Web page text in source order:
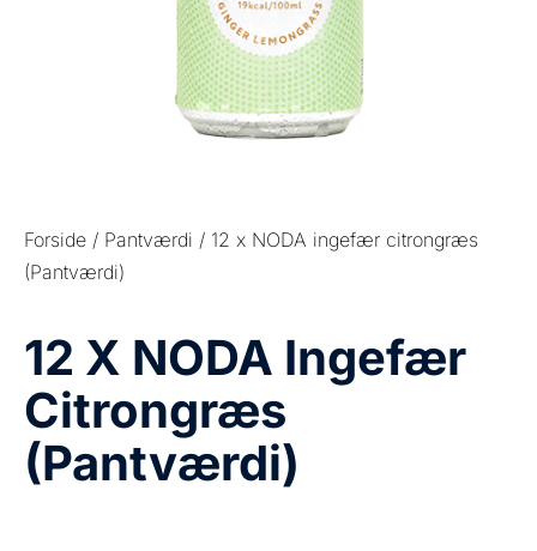
Forside / Pantværdi / 12 x NODA ingefær citrongræs
(Pantværdi)
12 X NODA Ingefær
Citrongræs
(Pantværdi)